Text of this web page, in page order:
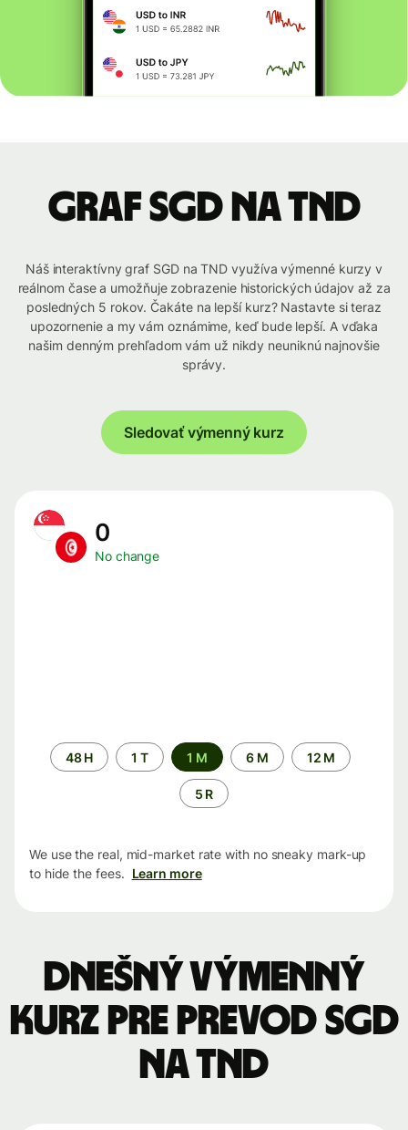
graf SGD na TND
Náš interaktívny graf SGD na TND využíva výmenné kurzy v
reálnom čase a umožňuje zobrazenie historických údajov až za
posledných 5 rokov. Čakáte na lepší kurz? Nastavte si teraz
upozornenie a my vám oznámime, keď bude lepší. A vďaka
našim denným prehľadom vám už nikdy neuniknú najnovšie
správy.
Sledovať výmenný kurz
0
No change
Time
period
48 H 1 T 1 M 6 M 12 M
5 R
We use the real, mid-market rate with no sneaky mark-up
to hide the fees. Learn more
Dnešný výmenný
kurz pre prevod SGD
na TND